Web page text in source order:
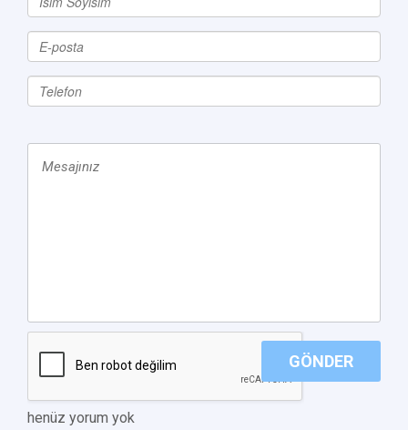
GÖNDER
henüz yorum yok